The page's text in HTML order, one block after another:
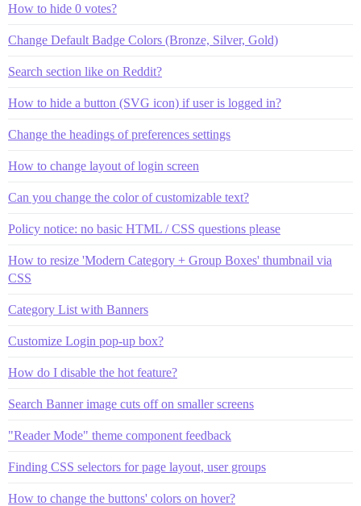
How to hide 0 votes?
Change Default Badge Colors (Bronze, Silver, Gold)
Search section like on Reddit?
How to hide a button (SVG icon) if user is logged in?
Change the headings of preferences settings
How to change layout of login screen
Can you change the color of customizable text?
Policy notice: no basic HTML / CSS questions please
How to resize 'Modern Category + Group Boxes' thumbnail via
CSS
Category List with Banners
Customize Login pop-up box?
How do I disable the hot feature?
Search Banner image cuts off on smaller screens
"Reader Mode" theme component feedback
Finding CSS selectors for page layout, user groups
How to change the buttons' colors on hover?